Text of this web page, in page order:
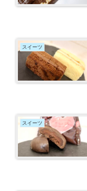
スイーツ
スイーツ